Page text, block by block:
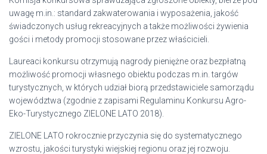
uwagę m.in.: standard zakwaterowania i wyposażenia, jakość
świadczonych usług rekreacyjnych a także możliwości żywienia
gości i metody promocji stosowane przez właścicieli.
Laureaci konkursu otrzymują nagrody pieniężne oraz bezpłatną
możliwość promocji własnego obiektu podczas m.in. targów
turystycznych, w których udział biorą przedstawiciele samorządu
województwa (zgodnie z zapisami Regulaminu Konkursu Agro-
Eko-Turystycznego ZIELONE LATO 2018).
ZIELONE LATO rokrocznie przyczynia się do systematycznego
wzrostu, jakości turystyki wiejskiej regionu oraz jej rozwoju.